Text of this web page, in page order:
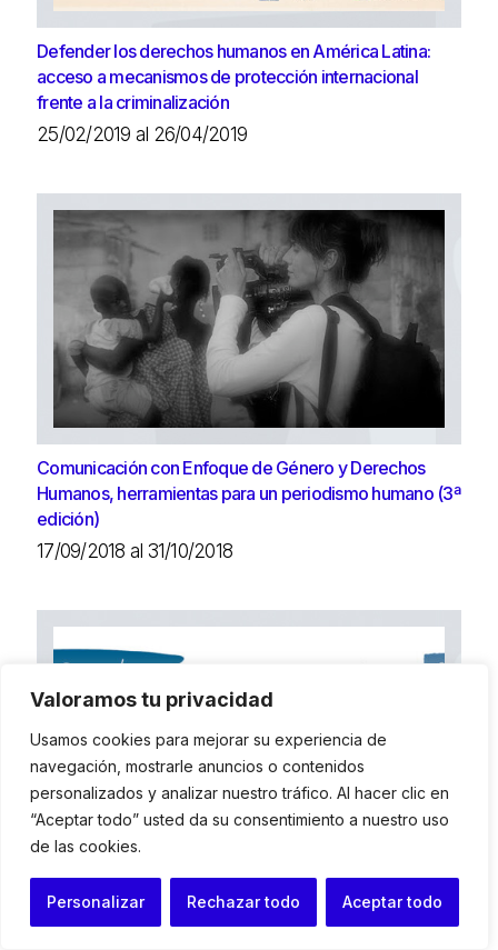
Valoramos tu privacidad
Usamos cookies para mejorar su experiencia de
navegación, mostrarle anuncios o contenidos
personalizados y analizar nuestro tráfico. Al hacer clic en
“Aceptar todo” usted da su consentimiento a nuestro uso
de las cookies.
Personalizar Rechazar todo Aceptar todo
Defender los derechos humanos en América Latina:
acceso a mecanismos de protección internacional
frente a la criminalización
25/02/2019 al 26/04/2019
Comunicación con Enfoque de Género y Derechos
Humanos, herramientas para un periodismo humano (3ª
edición)
17/09/2018 al 31/10/2018